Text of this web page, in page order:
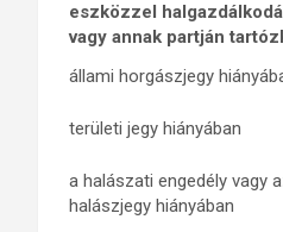
eszközzel
vagy annak partján
állami horgászjegy
területi jegy hiányában
a halászati engedély vagy
halászjegy hiányában